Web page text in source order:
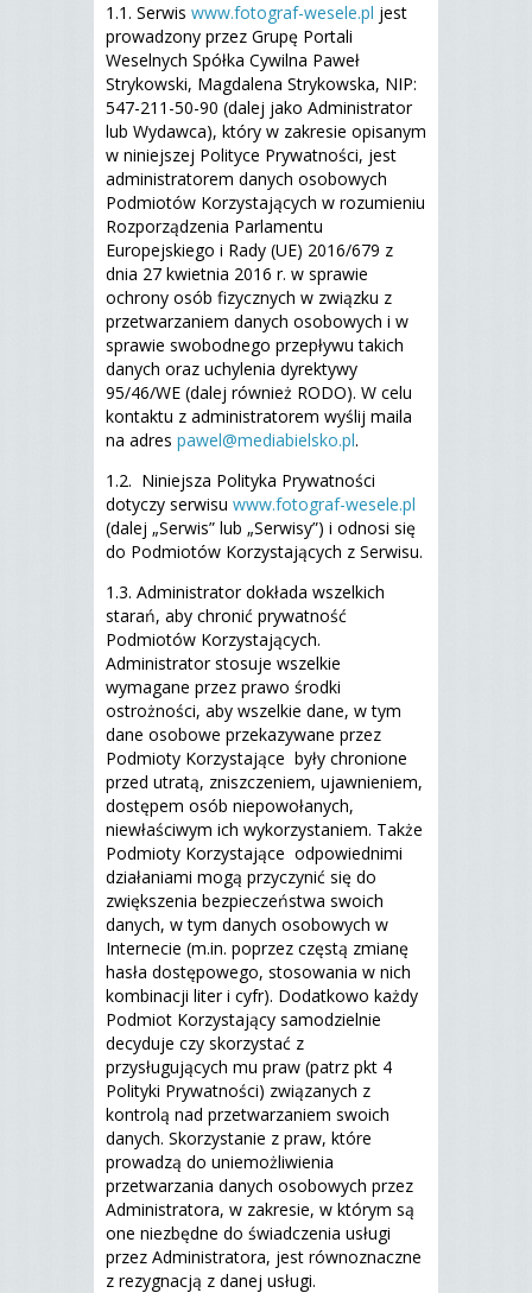
1.1. Serwis www.fotograf-wesele.pl jest
prowadzony przez Grupę Portali
Weselnych Spółka Cywilna Paweł
Strykowski, Magdalena Strykowska, NIP:
547-211-50-90 (dalej jako Administrator
lub Wydawca), który w zakresie opisanym
w niniejszej Polityce Prywatności, jest
administratorem danych osobowych
Podmiotów Korzystających w rozumieniu
Rozporządzenia Parlamentu
Europejskiego i Rady (UE) 2016/679 z
dnia 27 kwietnia 2016 r. w sprawie
ochrony osób fizycznych w związku z
przetwarzaniem danych osobowych i w
sprawie swobodnego przepływu takich
danych oraz uchylenia dyrektywy
95/46/WE (dalej również RODO). W celu
kontaktu z administratorem wyślij maila
na adres pawel@mediabielsko.pl.
1.2. Niniejsza Polityka Prywatności
dotyczy serwisu www.fotograf-wesele.pl
(dalej „Serwis” lub „Serwisy”) i odnosi się
do Podmiotów Korzystających z Serwisu.
1.3. Administrator dokłada wszelkich
starań, aby chronić prywatność
Podmiotów Korzystających.
Administrator stosuje wszelkie
wymagane przez prawo środki
ostrożności, aby wszelkie dane, w tym
dane osobowe przekazywane przez
Podmioty Korzystające były chronione
przed utratą, zniszczeniem, ujawnieniem,
dostępem osób niepowołanych,
niewłaściwym ich wykorzystaniem. Także
Podmioty Korzystające odpowiednimi
działaniami mogą przyczynić się do
zwiększenia bezpieczeństwa swoich
danych, w tym danych osobowych w
Internecie (m.in. poprzez częstą zmianę
hasła dostępowego, stosowania w nich
kombinacji liter i cyfr). Dodatkowo każdy
Podmiot Korzystający samodzielnie
decyduje czy skorzystać z
przysługujących mu praw (patrz pkt 4
Polityki Prywatności) związanych z
kontrolą nad przetwarzaniem swoich
danych. Skorzystanie z praw, które
prowadzą do uniemożliwienia
przetwarzania danych osobowych przez
Administratora, w zakresie, w którym są
one niezbędne do świadczenia usługi
przez Administratora, jest równoznaczne
z rezygnacją z danej usługi.